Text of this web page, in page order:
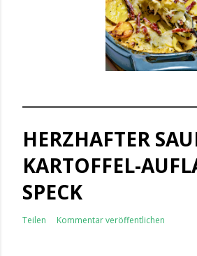
HERZHAFTER
KARTOFFEL-
SPECK
Teilen Kommentar veröffentlichen